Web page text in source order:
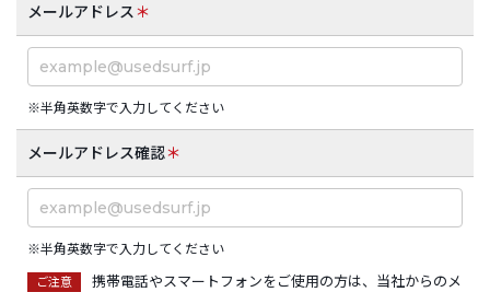
メールアドレス＊
※半角英数字で入力してください
メールアドレス確認＊
※半角英数字で入力してください
ご注意
携帯電話やスマートフォンをご使用の方は、当社からのメ